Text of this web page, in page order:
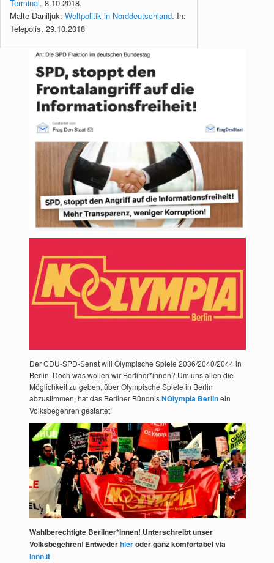
Terminal . 8.10.2018.
Malte Daniljuk: Weltpolitik in Norddeutschland. In:
Telepolis, 29.10.2018
Der CDU-SPD-Senat will Olympische Spiele 2036/2040/2044 in
Berlin. Doch was wollen wir Berliner*innen? Um uns allen die
Möglichkeit zu geben, über Olympische Spiele in Berlin
abzustimmen, hat das Berliner BündnisNOlympia Berlinein
Volksbegehren gestartet!
Wahlberechtigte Berliner*innen! Unterschreibt unser
Volksbegehren! Entwederhieroder ganz komfortabel via
Innn.it